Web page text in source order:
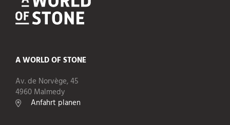
A WORLD OF STONE
Av. de Norvège, 45
4960 Malmedy
Anfahrt planen